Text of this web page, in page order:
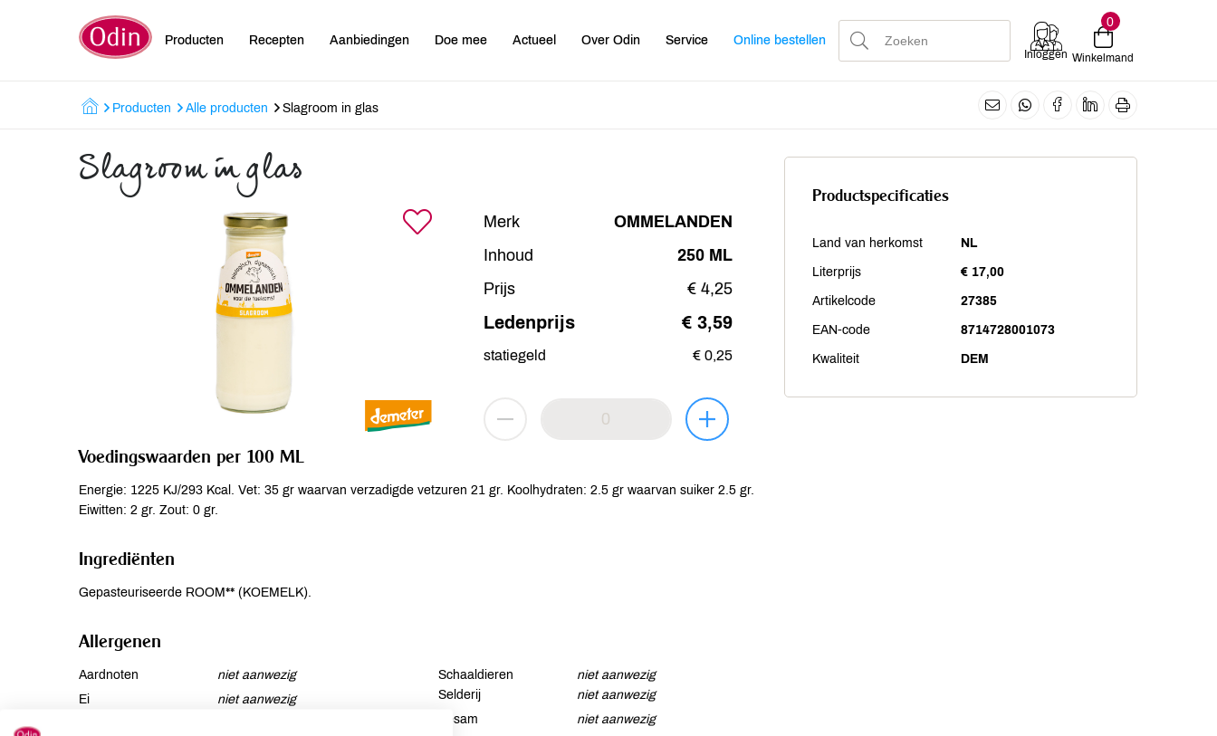
Producten Recepten Aanbiedingen Doe mee Actueel Over Odin Service Online bestellen
Inloggen
0
Winkelmand
Producten Alle producten Slagroom in glas
Slagroom in glas
Merk
OMMELANDEN
Inhoud
250 ML
Prijs
€ 4,25
Ledenprijs € 3,59
statiegeld € 0,25
Voedingswaarden per 100 ML
Energie: 1225 KJ/293 Kcal. Vet: 35 gr waarvan verzadigde vetzuren 21 gr. Koolhydraten: 2.5 gr waarvan suiker 2.5 gr.
Eiwitten: 2 gr. Zout: 0 gr.
Ingrediënten
Gepasteuriseerde ROOM** (KOEMELK).
Allergenen
Aardnoten
niet aanwezig
Ei
niet aanwezig
Schaaldieren
niet aanwezig
Selderij
niet aanwezig
Sesam
niet aanwezig
Productspecificaties
Land van herkomst NL
Literprijs € 17,00
Artikelcode 27385
EAN-code 8714728001073
Kwaliteit DEM